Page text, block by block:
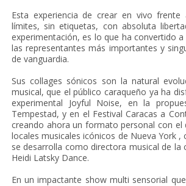
Esta experiencia de crear en vivo frente
límites, sin etiquetas, con absoluta
experimentación, es lo que ha convertido a
las representantes más importantes y
de vanguardia.
Sus collages sónicos son la natural
musical, que el público caraqueño ya ha
experimental Joyful Noise, en la
Tempestad, y en el Festival Caracas a
creando ahora un formato personal con el
locales musicales icónicos de Nueva York ,
se desarrolla como directora musical de la
Heidi Latsky Dance.
En un impactante show multi sensorial